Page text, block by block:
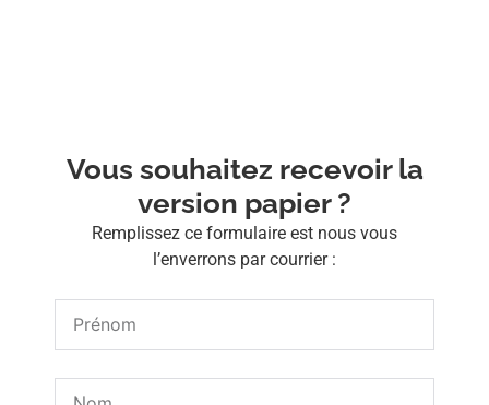
Vous souhaitez recevoir la
version papier ?
Remplissez ce formulaire est nous vous
l’enverrons par courrier :